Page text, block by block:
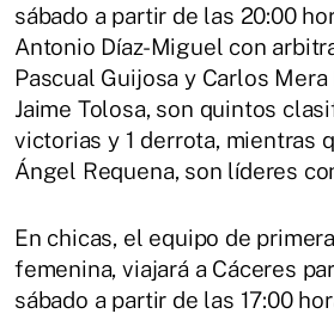
sábado a partir de las 20:00
Antonio Díaz-Miguel con
Pascual Guijosa y Carlos
Jaime Tolosa, son quintos
victorias y 1 derrota, mientras
Ángel Requena, son líderes
En chicas, el equipo de
femenina, viajará a Cáceres
sábado a partir de las 17:00